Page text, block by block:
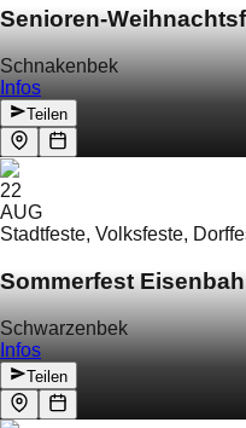
Senioren-
Schnakenbek
Infos
Teilen
22
AUG
Stadtfeste, Volksfeste,
Sommerfest
Schwarzenbek
Infos
Teilen